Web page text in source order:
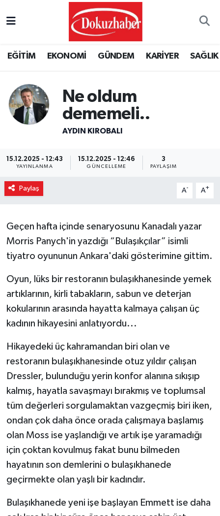
EĞİTİM EKONOMİ GÜNDEM KARİYER SAĞLIK
Ne oldum
dememeli..
AYDIN KIROBALI
15.12.2025 - 12:43
YAYINLANMA
15.12.2025 - 12:46
GÜNCELLEME
3
PAYLAŞIM
Paylaş A- A+
Geçen hafta içinde senaryosunu Kanadalı yazar
Morris Panych'in yazdığı “Bulaşıkçılar” isimli
tiyatro oyununun Ankara'daki gösterimine gittim.
Oyun, lüks bir restoranın bulaşıkhanesinde yemek
artıklarının, kirli tabakların, sabun ve deterjan
kokularının arasında hayatta kalmaya çalışan üç
kadının hikayesini anlatıyordu...
Hikayedeki üç kahramandan biri olan ve
restoranın bulaşıkhanesinde otuz yıldır çalışan
Dressler, bulunduğu yerin konfor alanına sıkışıp
kalmış, hayatla savaşmayı bırakmış ve toplumsal
tüm değerleri sorgulamaktan vazgeçmiş biri iken,
ondan çok daha önce orada çalışmaya başlamış
olan Moss ise yaşlandığı ve artık işe yaramadığı
için çoktan kovulmuş fakat bunu bilmeden
hayatının son demlerini o bulaşıkhanede
geçirmekte olan yaşlı bir kadındır.
Bulaşıkhanede yeni işe başlayan Emmett ise daha
Puan Durumu ve Fikstür
Tüm Manşetler
Haber Arşivi